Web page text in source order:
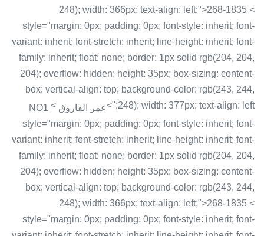
248); width: 366px; text-align: left;">268-1835 <
style="margin: 0px; padding: 0px; font-style: inherit; font-
variant: inherit; font-stretch: inherit; line-height: inherit; font-
family: inherit; float: none; border: 1px solid rgb(204, 204,
204); overflow: hidden; height: 35px; box-sizing: content-
box; vertical-align: top; background-color: rgb(243, 244,
248); width: 377px; text-align: left;">
عمر الفاروق NO1 <
style="margin: 0px; padding: 0px; font-style: inherit; font-
variant: inherit; font-stretch: inherit; line-height: inherit; font-
family: inherit; float: none; border: 1px solid rgb(204, 204,
204); overflow: hidden; height: 35px; box-sizing: content-
box; vertical-align: top; background-color: rgb(243, 244,
248); width: 366px; text-align: left;">268-1835 <
style="margin: 0px; padding: 0px; font-style: inherit; font-